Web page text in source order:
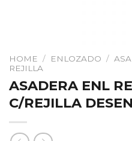
HOME / ENLOZADO /
REJILLA
ASADERA ENL
C/REJILLA